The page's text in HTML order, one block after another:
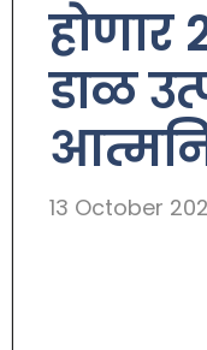
होणार
डाळ
13 October